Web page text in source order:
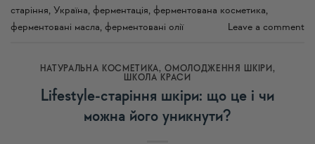
старіння, Україна, ферментація, ферментована косметика,
ферментовані масла, ферментовані олії Leave a comment
НАТУРАЛЬНА КОСМЕТИКА,ОМОЛОДЖЕННЯ ШКІРИ ,
ШКОЛА КРАСИ
Lifestyle-старіння шкіри: що це і чи
можна його уникнути?